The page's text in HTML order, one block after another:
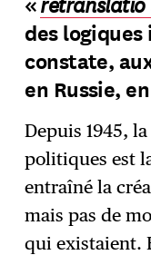
des logiques
constate,
en Russie,
Depuis 1945,
politiques est
entraîné la
mais pas de
qui existaient.